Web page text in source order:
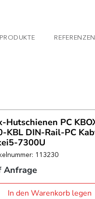
Hutschienen PC
KBL DIN-Rail-PC
7300U
113230
Anfrage
In den Warenkorb legen